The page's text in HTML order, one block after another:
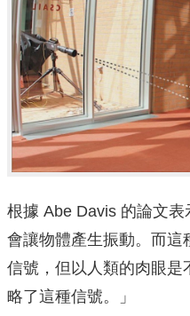
根據 Abe Davis 的論文表
會讓物體產生振動。而這
信號，但以人類的肉眼是
略了這種信號。」